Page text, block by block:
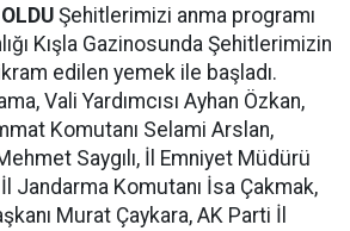
Şehitlerimizi anma programı
Kışla Gazinosunda Şehitlerimizin
edilen yemek ile başladı.
Vali Yardımcısı Ayhan Özkan,
Komutanı Selami Arslan,
Saygılı, İl Emniyet Müdürü
Jandarma Komutanı İsa Çakmak,
Murat Çaykara, AK Parti İl